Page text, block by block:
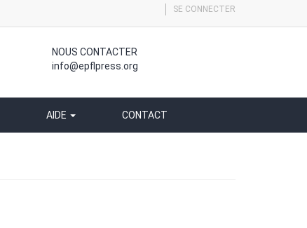
SE CONNECTER
NOUS CONTACTER
info@epflpress.org
AIDE CONTACT